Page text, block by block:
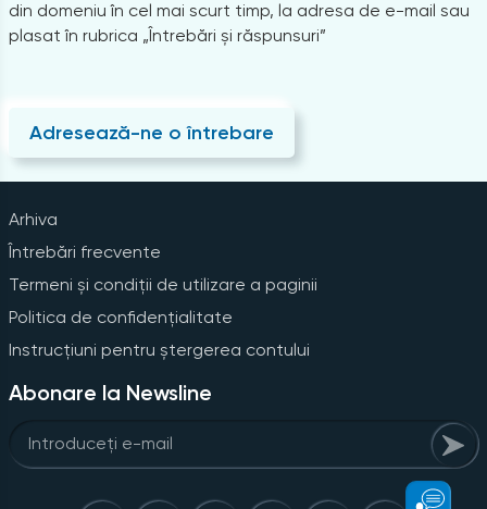
din domeniu în cel mai scurt timp, la adresa de e-mail sau
plasat în rubrica „Întrebări și răspunsuri”
Adresează-ne o întrebare
Arhiva
Întrebări frecvente
Termeni și condiții de utilizare a paginii
Politica de confidențialitate
Instrucțiuni pentru ștergerea contului
Abonare la Newsline